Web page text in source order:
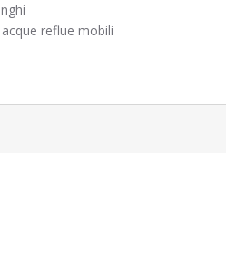
reflue mobili